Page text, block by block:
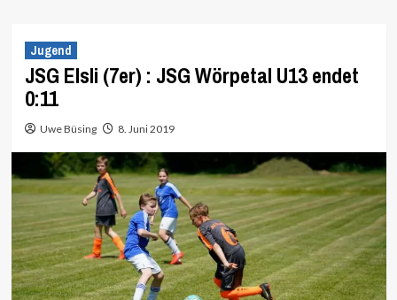
Jugend
JSG Elsli (7er) : JSG Wörpetal U13 endet
0:11
Uwe Büsing 8. Juni 2019